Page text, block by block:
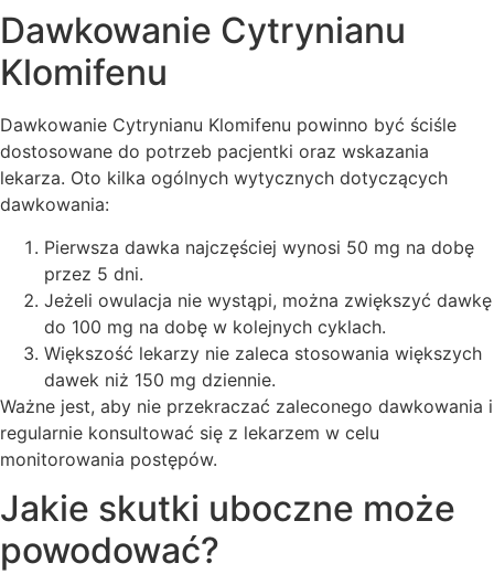
Dawkowanie Cytrynianu
Klomifenu
Dawkowanie Cytrynianu Klomifenu powinno być ściśle
dostosowane do potrzeb pacjentki oraz wskazania
lekarza. Oto kilka ogólnych wytycznych dotyczących
dawkowania:
Pierwsza dawka najczęściej wynosi 50 mg na dobę
przez 5 dni.
Jeżeli owulacja nie wystąpi, można zwiększyć dawkę
do 100 mg na dobę w kolejnych cyklach.
Większość lekarzy nie zaleca stosowania większych
dawek niż 150 mg dziennie.
Ważne jest, aby nie przekraczać zaleconego dawkowania i
regularnie konsultować się z lekarzem w celu
monitorowania postępów.
Jakie skutki uboczne może
powodować?